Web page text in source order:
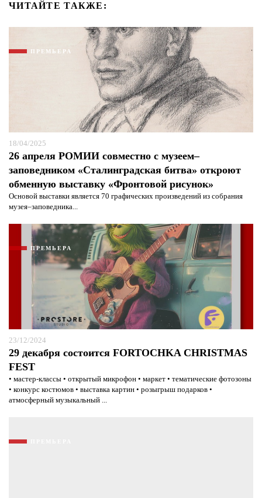
ЧИТАЙТЕ ТАКЖЕ:
ПРЕМЬЕРА
18/04/2025
26 апреля РОМИИ совместно с музеем–
заповедником «Сталинградская битва» откроют
обменную выставку «Фронтовой рисунок»
Основой выставки является 70 графических произведений из собрания
музея–заповедника...
ПРЕМЬЕРА
23/12/2024
29 декабря состоится FORTOCHKA CHRISTMAS
FEST
• мастер-классы • открытый микрофон • маркет • тематические фотозоны
• конкурс костюмов • выставка картин • розыгрыш подарков •
атмосферный музыкальный ...